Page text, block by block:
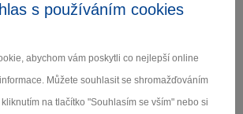
s používáním cookies
abychom vám poskytli co nejlepší online
Můžete souhlasit se shromažďováním
na tlačítko "Souhlasím se vším" nebo si
Viola